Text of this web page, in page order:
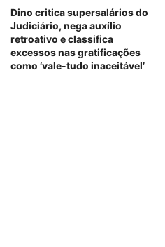
Dino critica supersalários do
Judiciário, nega auxílio
retroativo e classifica
excessos nas gratificações
como ‘vale-tudo inaceitável’